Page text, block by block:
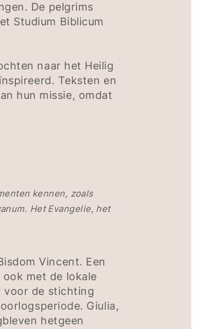
De pelgrims
Studium Biblicum
naar het Heilig
Teksten en
hun missie, omdat
kennen, zoals
Het Evangelie, het
Vincent. Een
met de lokale
voor de stichting
Giulia,
hetgeen